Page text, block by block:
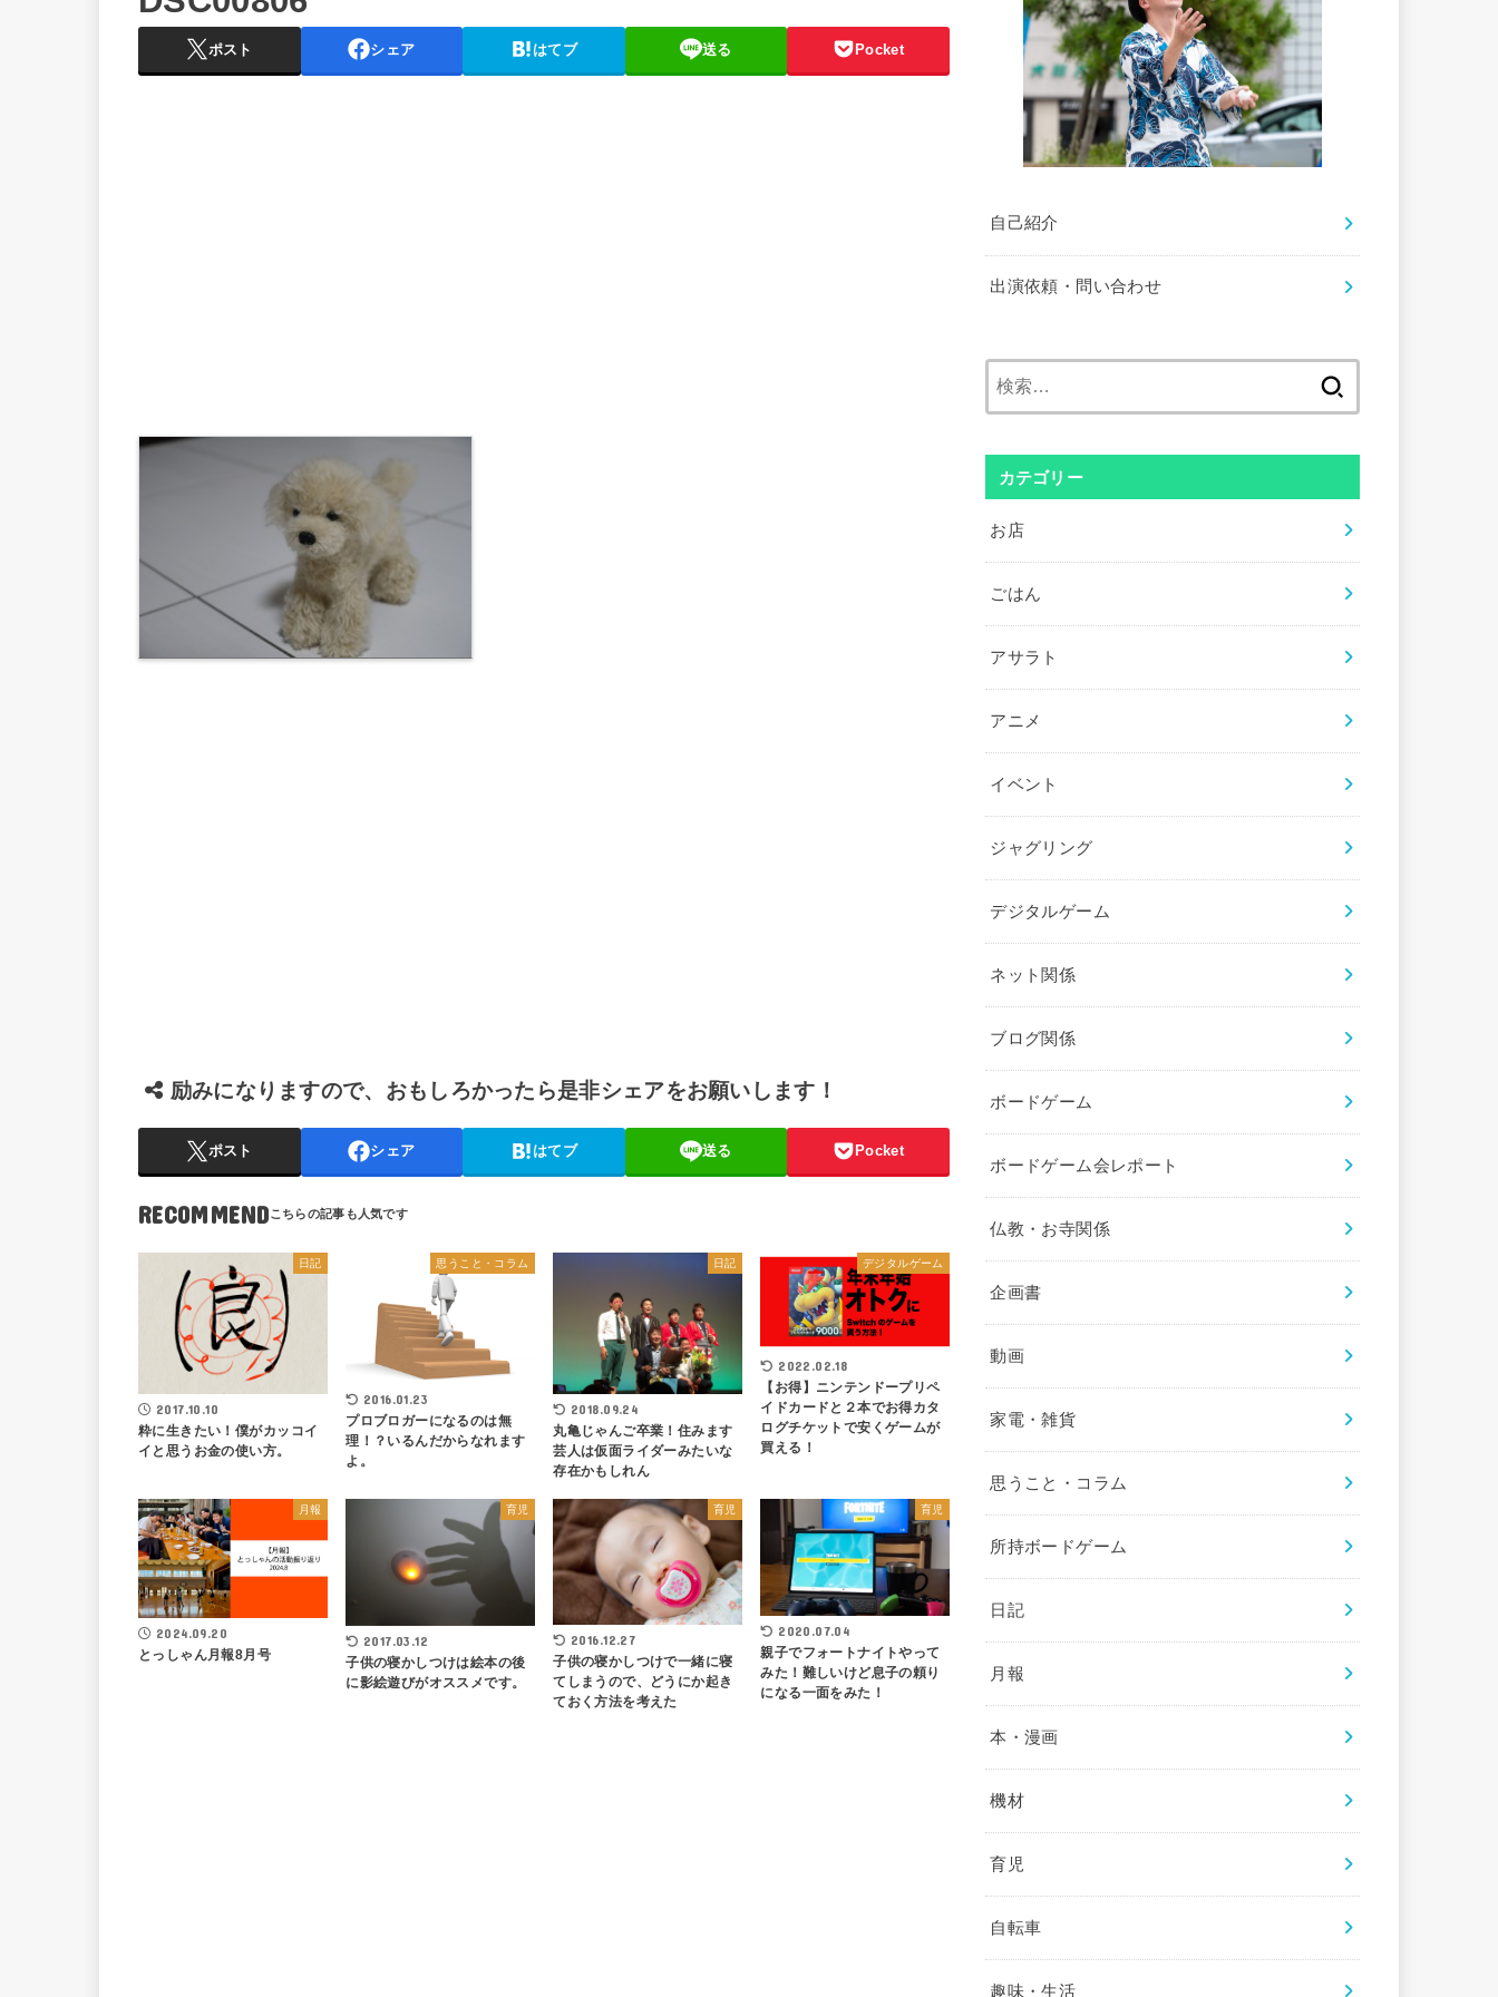
ポスト シェア はてブ 送る Pocket
励みになりますので、おもしろかったら是非シェアをお願いします！
ポスト シェア はてブ 送る Pocket
RECOMMEND
日記
2017.10.10
粋に生きたい！僕がカッコイ
イと思うお金の使い方。
思うこと・コラム
2016.01.23
プロブロガーになるのは無
理！？いるんだからなれます
よ。
日記
2018.09.24
丸亀じゃんご卒業！住みます
芸人は仮面ライダーみたいな
存在かもしれん
デジタルゲーム
2022.02.18
【お得】ニンテンドープリペ
イドカードと２本でお得カタ
ログチケットで安くゲームが
買える！
月報
2024.09.20
とっしゃん月報8月号
育児
2017.03.12
子供の寝かしつけは絵本の後
に影絵遊びがオススメです。
育児
2016.12.27
子供の寝かしつけで一緒に寝
てしまうので、どうにか起き
ておく方法を考えた
育児
2020.07.04
親子でフォートナイトやって
みた！難しいけど息子の頼り
になる一面をみた！
自己紹介
出演依頼・問い合わせ
カテゴリー
お店
ごはん
アサラト
アニメ
イベント
ジャグリング
デジタルゲーム
ネット関係
ブログ関係
ボードゲーム
ボードゲーム会レポート
仏教・お寺関係
企画書
動画
家電・雑貨
思うこと・コラム
所持ボードゲーム
日記
月報
本・漫画
機材
育児
自転車
趣味・生活